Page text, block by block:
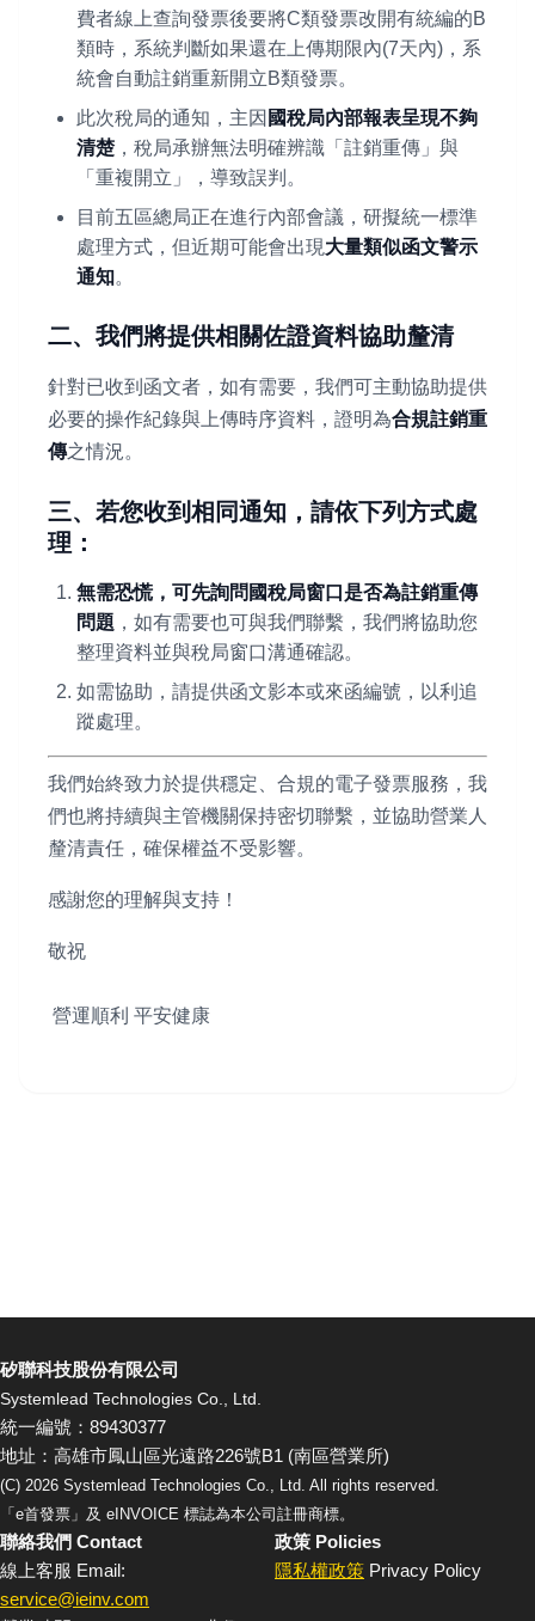
費者線上查詢發票後要將C類發票改開有統編的B
類時，系統判斷如果還在上傳期限內(7天內)，系
統會自動註銷重新開立B類發票。
此次稅局的通知，主因 國稅局內部報表呈現不夠
清楚，稅局承辦無法明確辨識「註銷重傳」與
「重複開立」，導致誤判。
目前五區總局正在進行內部會議，研擬統一標準
處理方式，但近期可能會出現大量類似函文警示
通知。
二、我們將提供相關佐證資料協助釐清
針對已收到函文者，如有需要，我們可主動協助提供
必要的操作紀錄與上傳時序資料，證明為合規註銷重
傳之情況。
三、若您收到相同通知，請依下列方式處
理：
無需恐慌，可先詢問國稅局窗口是否為註銷重傳
問題 ，如有需要也可與我們聯繫，我們將協助您
整理資料並與稅局窗口溝通確認。
如需協助，請提供函文影本或來函編號，以利追
蹤處理。
我們始終致力於提供穩定、合規的電子發票服務，我
們也將持續與主管機關保持密切聯繫，並協助營業人
釐清責任，確保權益不受影響。
感謝您的理解與支持！
敬祝
營運順利 平安健康
矽聯科技股份有限公司
Systemlead Technologies Co., Ltd.
統一編號：89430377
地址：高雄市鳳山區光遠路226號B1 (南區營業所)
(C) 2026 Systemlead Technologies Co., Ltd. All rights reserved.
「e首發票」及 eINVOICE 標誌為本公司註冊商標。
聯絡我們 Contact
線上客服 Email:
service@ieinv.com
政策 Policies
隱私權政策 Privacy Policy